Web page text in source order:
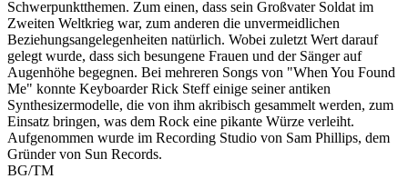
Schwerpunktthemen. Zum einen, dass sein Großvater Soldat im
Zweiten Weltkrieg war, zum anderen die unvermeidlichen
Beziehungsangelegenheiten natürlich. Wobei zuletzt Wert darauf
gelegt wurde, dass sich besungene Frauen und der Sänger auf
Augenhöhe begegnen. Bei mehreren Songs von "When You Found
Me" konnte Keyboarder Rick Steff einige seiner antiken
Synthesizermodelle, die von ihm akribisch gesammelt werden, zum
Einsatz bringen, was dem Rock eine pikante Würze verleiht.
Aufgenommen wurde im Recording Studio von Sam Phillips, dem
Gründer von Sun Records.
BG/TM